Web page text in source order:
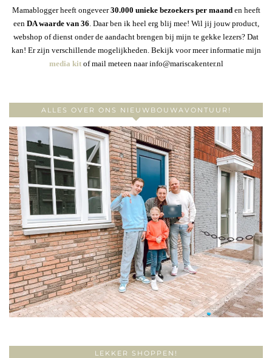
Mamablogger heeft ongeveer30.000 unieke bezoekers per maanden heeft
een DA waarde van 36. Daar ben ik heel erg blij mee! Wil jij jouw product,
webshop of dienst onder de aandacht brengen bij mijn te gekke lezers? Dat
kan! Er zijn verschillende mogelijkheden. Bekijk voor meer informatie mijn
media kitof mail meteen naar info@mariscakenter.nl
ALLES OVER ONS NIEUWBOUWAVONTUUR!
LEKKER SHOPPEN!